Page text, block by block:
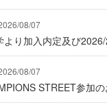
08/07
り加入内定及び
08/07
STREET参加